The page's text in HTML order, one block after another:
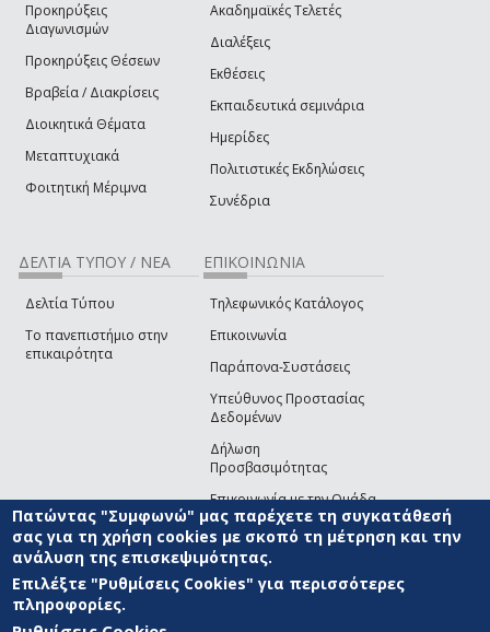
Προκηρύξεις
Διαγωνισμών
Προκηρύξεις Θέσεων
Βραβεία / Διακρίσεις
Διοικητικά Θέματα
Μεταπτυχιακά
Φοιτητική Μέριμνα
Ακαδημαϊκές Τελετές
Διαλέξεις
Εκθέσεις
Εκπαιδευτικά σεμινάρια
Ημερίδες
Πολιτιστικές Εκδηλώσεις
Συνέδρια
ΔΕΛΤΙΑ ΤΥΠΟΥ / ΝΕΑ
Δελτία Τύπου
Το πανεπιστήμιο στην
επικαιρότητα
ΕΠΙΚΟΙΝΩΝΙΑ
Τηλεφωνικός Κατάλογος
Επικοινωνία
Παράπονα-Συστάσεις
Υπεύθυνος Προστασίας
Δεδομένων
Δήλωση
Προσβασιμότητας
Επικοινωνία με την Ομάδα
Ανάπτυξης του site(link sends e-mail)
© ΠΑΝΕΠΙΣΤΗΜΙΟ ΑΙΓΑΙΟΥ ΟΡΟΙ ΧΡΗΣΗΣ
ΑΝΑΠΤΥΞΗΣ
Πατώντας "Συμφωνώ" μας παρέχετε τη συγκατάθεσή
σας για τη χρήση cookies με σκοπό τη μέτρηση και την
ανάλυση της επισκεψιμότητας.
Επιλέξτε "Ρυθμίσεις Cookies" για περισσότερες
πληροφορίες.